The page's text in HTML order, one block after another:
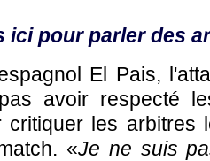
ici pour parler des
El Pais,
avoir respecté
critiquer les arbitres
«Je ne suis